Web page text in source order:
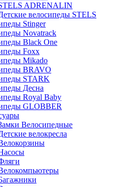
ADRENALIN
велосипеды STELS
Stinger
Novatrack
Black One
Foxx
Mikado
BRAVO
STARK
Десна
Royal Baby
GLOBBER
Велосипедные
велокресла